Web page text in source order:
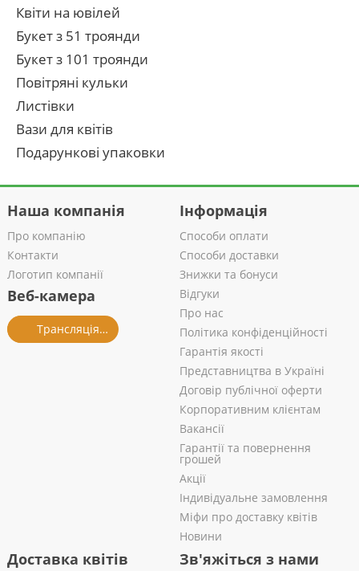
Квіти на ювілей
Букет з 51 троянди
Букет з 101 троянди
Повітряні кульки
Листівки
Вази для квітів
Подарункові упаковки
Наша компанія
Про компанію
Контакти
Логотип компанії
Веб-камера
Трансляція із салону
Інформація
Способи оплати
Способи доставки
Знижки та бонуси
Відгуки
Про нас
Політика конфіденційності
Гарантія якості
Представництва в Україні
Договір публічної оферти
Корпоративним клієнтам
Вакансії
Гарантії та повернення
грошей
Акції
Індивідуальне замовлення
Міфи про доставку квітів
Новини
Доставка квітів Зв'яжіться з нами